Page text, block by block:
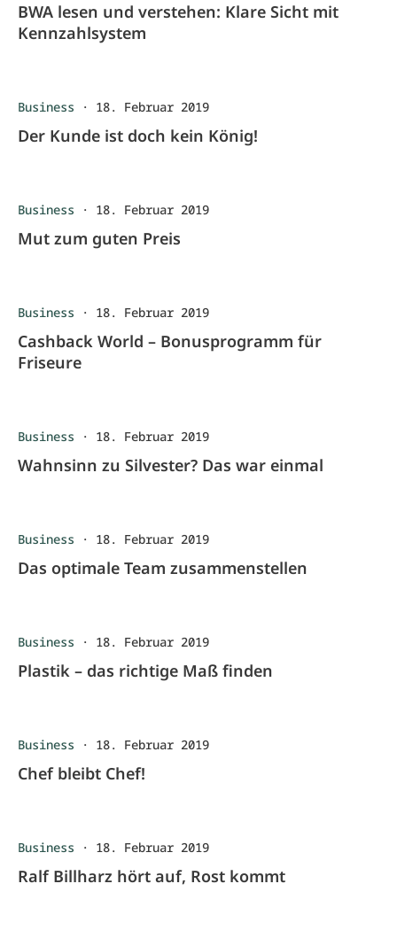
BWA lesen und verstehen: Klare Sicht mit
Kennzahlsystem
Business · 18. Februar 2019
Der Kunde ist doch kein König!
Business · 18. Februar 2019
Mut zum guten Preis
Business · 18. Februar 2019
Cashback World – Bonusprogramm für
Friseure
Business · 18. Februar 2019
Wahnsinn zu Silvester? Das war einmal
Business · 18. Februar 2019
Das optimale Team zusammenstellen
Business · 18. Februar 2019
Plastik – das richtige Maß finden
Business · 18. Februar 2019
Chef bleibt Chef!
Business · 18. Februar 2019
Ralf Billharz hört auf, Rost kommt